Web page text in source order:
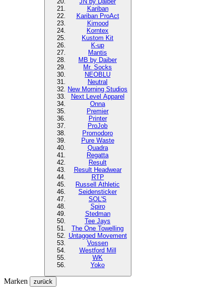
Kariban
Kariban ProAct
Kimood
Korntex
Kustom Kit
K-up
Mantis
MB by Daiber
Mr. Socks
NEOBLU
Neutral
New Morning Studios
Next Level Apparel
Onna
Premier
Printer
ProJob
Promodoro
Pure Waste
Quadra
Regatta
Result
Result Headwear
RTP
Russell Athletic
Seidensticker
SOL'S
Spiro
Stedman
Tee Jays
The One Towelling
Untagged Movement
Vossen
Westford Mill
WK
Yoko
Marken zurück